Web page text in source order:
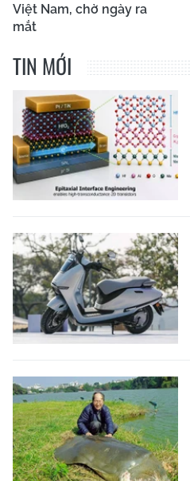
Việt Nam, chờ ngày ra
mắt
TIN MỚI